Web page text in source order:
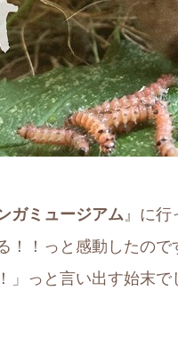
ガミュージアム 』に
！！っと感動したの
」っと言い出す始末で